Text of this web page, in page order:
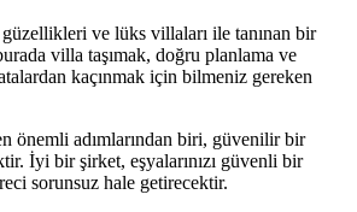
ve lüks villaları ile tanınan bir
villa taşımak, doğru planlama ve
kaçınmak için bilmeniz gereken
önemli adımlarından biri, güvenilir bir
İyi bir şirket, eşyalarınızı güvenli bir
sorunsuz hale getirecektir.